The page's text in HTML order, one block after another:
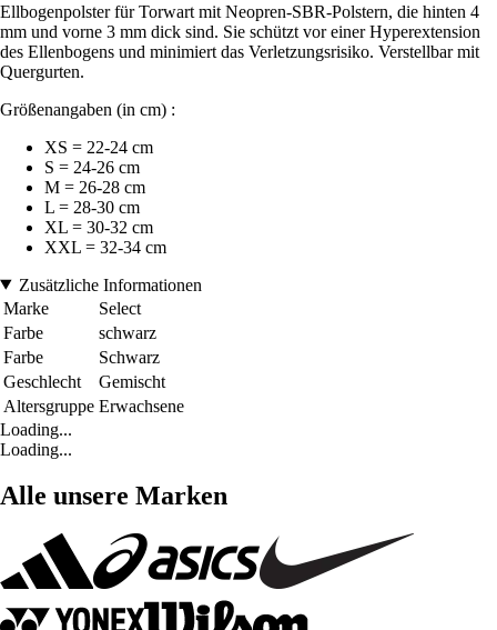
Ellbogenpolster für Torwart mit Neopren-SBR-Polstern, die hinten 4
mm und vorne 3 mm dick sind. Sie schützt vor einer Hyperextension
des Ellenbogens und minimiert das Verletzungsrisiko. Verstellbar mit
Quergurten.
Größenangaben (in cm) :
XS = 22-24 cm
S = 24-26 cm
M = 26-28 cm
L = 28-30 cm
XL = 30-32 cm
XXL = 32-34 cm
Zusätzliche Informationen
Marke
Select
Farbe
schwarz
Farbe
Schwarz
Geschlecht
Gemischt
Altersgruppe Erwachsene
Loading...
Loading...
Alle unsere Marken